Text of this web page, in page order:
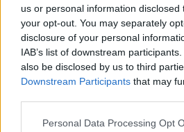
us or personal information
your opt-out. You may separately
disclosure of your personal
IAB’s list of downstream
also be disclosed by us to third
Downstream Participants that may
Please note that this website/app
Personal Data Processing Opt
"Számomra biztos
koncertnek az, hogy
akiknek minden zenévé
ebből a szempontból
hangszerválasztás. Lajkó
Lajkóról szól, egyénisége
hangjából. Épp ez a